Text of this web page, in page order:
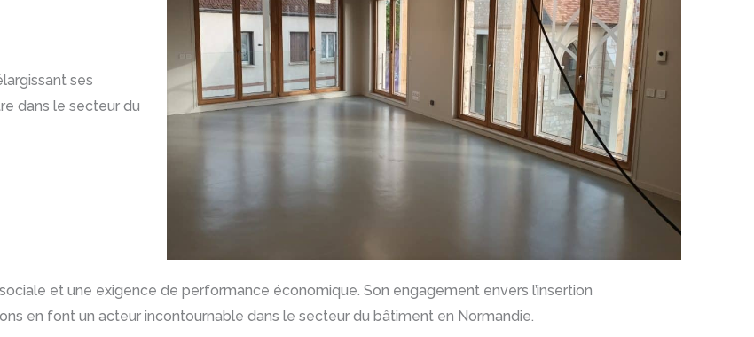
ses
dans le secteur du
et une exigence de performance économique. Son engagement envers l’insertion
en font un acteur incontournable dans le secteur du bâtiment en Normandie.